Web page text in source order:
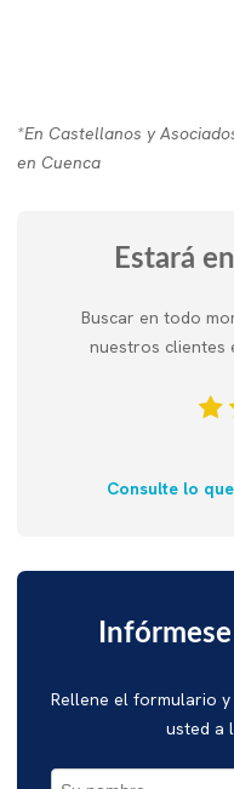
*En Castellanos y
en Cuenca
Estará
Buscar en todo
nuestros clientes
Consulte lo
Rellene el formulario
usted a